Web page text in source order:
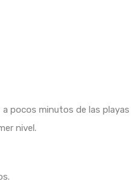
pocos minutos de las playas
nivel.